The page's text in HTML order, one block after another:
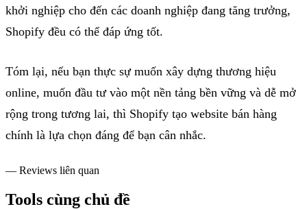
khởi nghiệp cho đến các doanh nghiệp đang tăng trưởng,
Shopify đều có thể đáp ứng tốt.
Tóm lại, nếu bạn thực sự muốn xây dựng thương hiệu
online, muốn đầu tư vào một nền tảng bền vững và dễ mở
rộng trong tương lai, thì Shopify tạo website bán hàng
chính là lựa chọn đáng để bạn cân nhắc.
— Reviews liên quan
Tools cùng chủ đề